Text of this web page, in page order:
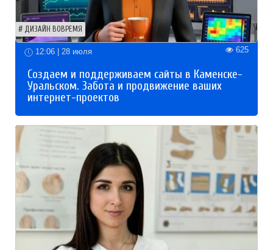
ДИЗАЙН ВОВРЕМЯ
12:06 | 28 июля 625
Создаем и поддерживаем сайты в Каменске-
Уральском. Забота и продвижение ваших
интернет-проектов